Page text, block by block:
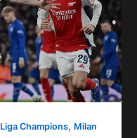
Liga Champions, Milan